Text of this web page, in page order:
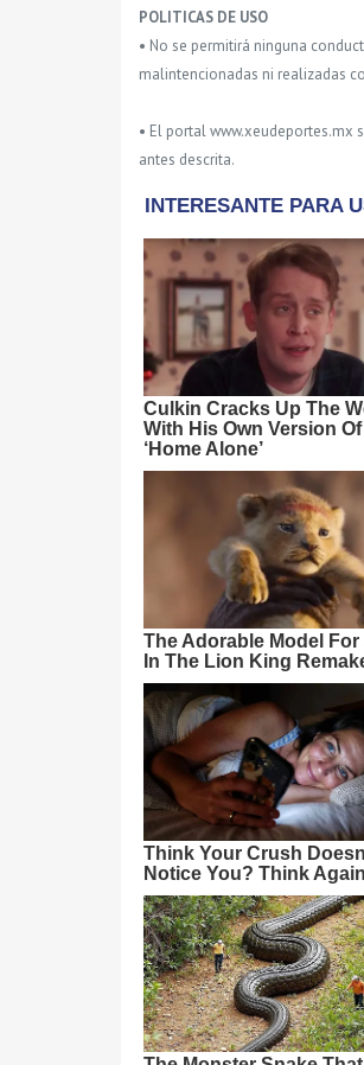
POLITICAS DE USO
• No se permitirá ninguna
malintencionadas ni realizadas
• El portal www.xeudeportes.mx
antes descrita.